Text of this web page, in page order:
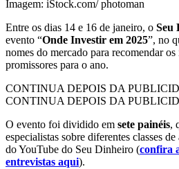
Imagem: iStock.com/ photoman
Entre os dias 14 e 16 de janeiro, o Seu
evento “Onde Investir em 2025”, no
nomes do mercado para recomendar
promissores para o ano.
CONTINUA DEPOIS DA
CONTINUA DEPOIS DA
O evento foi dividido em sete painéis,
especialistas sobre diferentes classes
do YouTube do Seu Dinheiro (confira
entrevistas aqui).